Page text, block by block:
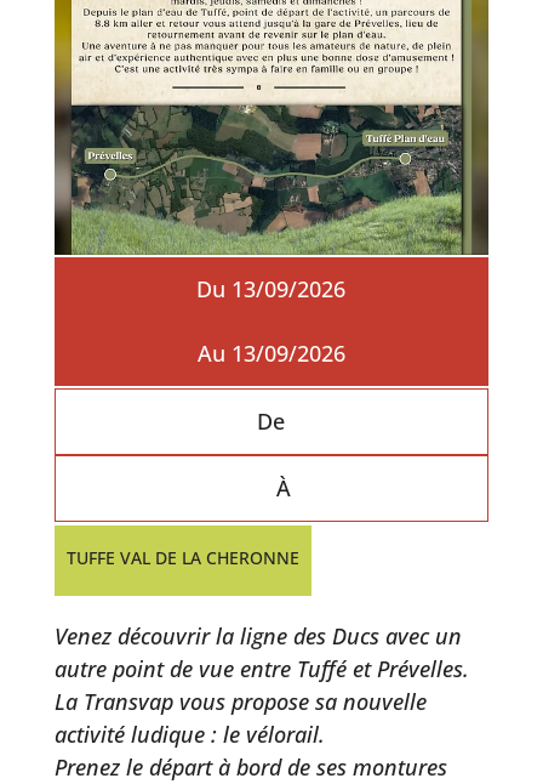
Du 13/09/2026
Au 13/09/2026
De
À
TUFFE VAL DE LA CHERONNE
Venez découvrir la ligne des Ducs avec un
autre point de vue entre Tuffé et Prévelles.
La Transvap vous propose sa nouvelle
activité ludique : le vélorail.
Prenez le départ à bord de ses montures